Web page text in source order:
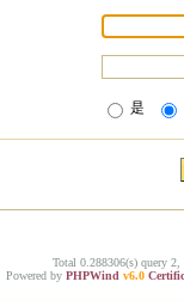
是
Total 0.288306(s) query
Powered by PHPWind v6.0